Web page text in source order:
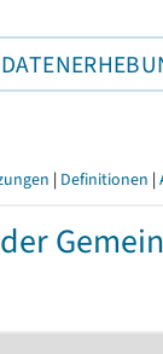
| Definitionen |